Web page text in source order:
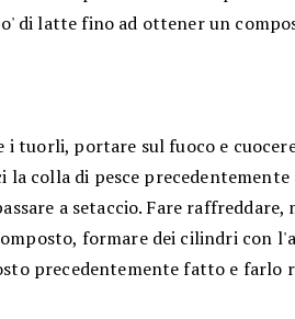
di latte fino ad ottener un
tuorli, portare sul fuoco e
la colla di pesce
a setaccio. Fare raffreddare,
formare dei cilindri con
precedentemente fatto e farlo